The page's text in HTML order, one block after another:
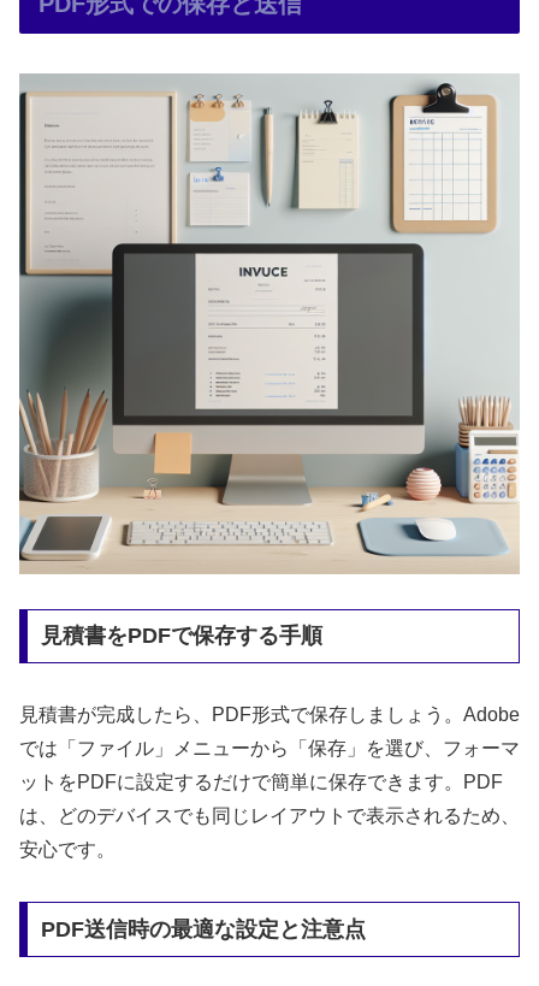
見積書をPDFで保存する手順
見積書が完成したら、PDF形式で保存しましょう。Adobe
では「ファイル」メニューから「保存」を選び、フォーマ
ットをPDFに設定するだけで簡単に保存できます。PDF
は、どのデバイスでも同じレイアウトで表示されるため、
安心です。
PDF送信時の最適な設定と注意点